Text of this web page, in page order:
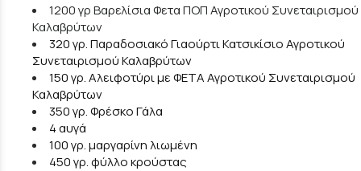
1200 γρ Βαρελίσια Φετα ΠΟΠ Αγροτικού Συνεταιρισμού
Καλαβρύτων
320 γρ. Παραδοσιακό Γιαούρτι Κατσικίσιο Αγροτικού
Συνεταιρισμού Καλαβρύτων
150 γρ. Αλειφοτύρι με ΦΕΤΑ Αγροτικού Συνεταιρισμού
Καλαβρύτων
350 γρ. Φρέσκο Γάλα
4 αυγά
100 γρ. μαργαρίνη λιωμένη
450 γρ. φύλλο κρούστας